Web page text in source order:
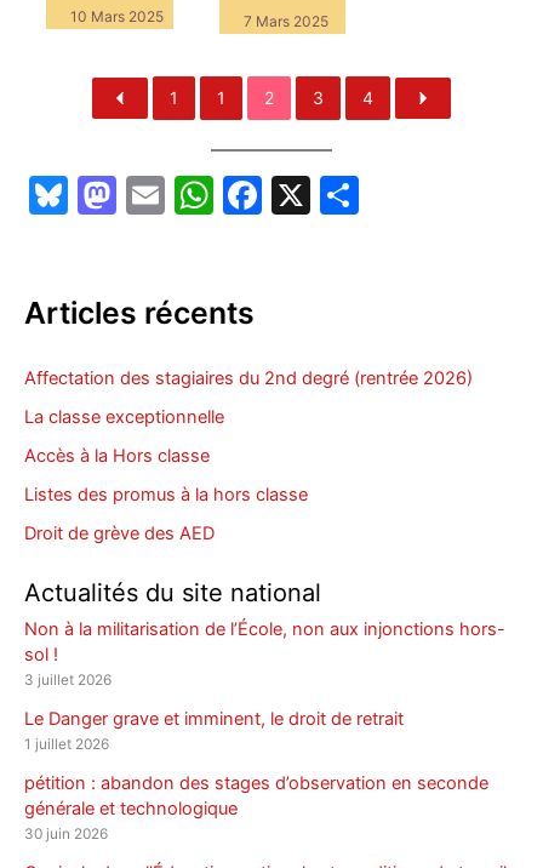
10 Mars 2025 7 Mars 2025
1 1 2 3 4
Bl
s
y
M
o
o
n
E
l
W
s
p
p
F
o
X
Articles récents
Affectation des stagiaires du 2nd degré (rentrée 2026)
La classe exceptionnelle
Accès à la Hors classe
Listes des promus à la hors classe
Droit de grève des AED
Actualités du site national
Non à la militarisation de l’École, non aux injonctions hors-
sol !
3 juillet 2026
Le Danger grave et imminent, le droit de retrait
1 juillet 2026
pétition : abandon des stages d’observation en seconde
générale et technologique
30 juin 2026